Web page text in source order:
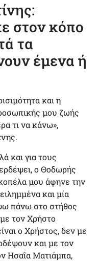
στον κόπο
τα
έμενα ή
και η
μου ζωής
τι να κάνω»,
και για τους
ο Θοδωρής
μου άφηνε την
και μία
πάνω στο στήθος
τον Χρήστο
ο Χρήστος, δεν με
και με τον
Ησαΐα Ματιάμπα,